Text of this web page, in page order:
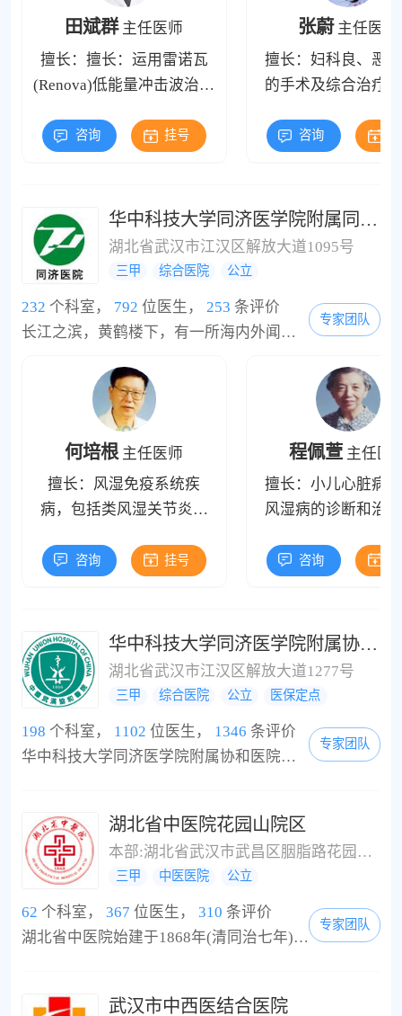
起功能障碍(阳痿)、性欲低
下等
植入手术、隐匿性
小整复延长、包皮
泌尿男性生殖系肿
腹腔镜手术，如肾
前列腺癌、前列腺
田斌群 主任医师
擅长：擅长：运用雷诺瓦
(Renova)低能量冲击波治疗
想要提升性能力患者；同
长性生活时间、提高性生
活质量等方面有较深的研
究及丰富的临床经验。运
用心理疗法、行为训练、
特定治疗、康复训练等综
合疗法治疗男性勃起功能
期致力于男性私密整形
术，阴茎假体（支撑体）
植入手术、隐匿性阴茎短
小整复延长、包皮手术，
泌尿男性生殖系肿瘤微创
腹腔镜手术，如肾肿瘤，
前列腺癌、前列腺增生等
咨询 挂号
张蔚 主任医师
擅长：妇科良、恶
的手术及综合治疗
宫腹腔镜微创手
咨询
华中科技大学同济医学院附属同济医院
湖北省武汉市江汉区解放大道1095号
三甲 综合医院 公立
232 个科室， 792 位医生， 253 条评价
长江之滨，黄鹤楼下，有一所海内外闻名遐迩的医院，她就是华中科技大学同济医学院附属同济医院。同济医院1900年由德国医师埃里希.宝隆创建于上海。1955年迁至武汉。经过110多年的建设与发展，如今已成为学科门类齐全、英才名医荟萃、师资力量雄厚、医疗技术精湛、诊疗设备先进、科研实力强大、管理方法科学的集医疗、教学、科研为一体的创新型现代化医院，其综合实力居国内医院前列。百年同济，名医荟萃。一大批专家、教授...
专家团队
何培根 主任医师
擅长：风湿免疫系统疾
病，包括类风湿关节炎、
肌炎、皮肌炎、强直性脊
节炎、硬皮病、干燥综合
症、混合结缔组织、重叠
综合症、白塞病、成人still
病;各种血管炎(结节性多动
脉炎、韦格纳肉芽肿、肺
出血——肾炎综合症等)、
肌痛、血栓闭塞性脉管
炎、嗜酸性筋膜炎、复发
性多软骨炎、瑞特综合
症、肠病性关节炎、银屑
病关节炎、脂膜炎、淀粉
样变、结节红斑、结节
咨询 挂号
程佩萱 主任医
擅长：小儿心脏病
风湿病的诊断和治
心脏病、小儿心肌
咨询
华中科技大学同济医学院附属协和医院
湖北省武汉市江汉区解放大道1277号
三甲 综合医院 公立 医保定点
198 个科室， 1102 位医生， 1346 条评价
华中科技大学同济医学院附属协和医院始建于1866年，是国家卫生健康委直属（管）的综合性公立医院、“双一流”高校附属医院（第一临床学院），国家首批三级甲等医院、全国百佳医院，荣获全国五一劳动奖状、全国文明单位等荣誉称号，被中共中央授予全国先进基层党组织、全国抗击新冠肺炎先进集体。中共中央总书记视频连线慰问，国务院总理亲临考察调研。 历史悠久，实力雄厚。医院前身是始创于1866年的“汉口仁济医院”，寓意“仁爱济...
专家团队
湖北省中医院花园山院区
本部:湖北省武汉市武昌区胭脂路花园山4号;光谷院区:湖北省武汉市洪山区珞瑜路856号;凤凰门诊部:湖北省武汉市武昌区中山路320号
三甲 中医医院 公立
62 个科室， 367 位医生， 310 条评价
湖北省中医院始建于1868年(清同治七年)，前身是美国传教士开办的圣约瑟教会医院。1951年政府接管更名为湖北医院，1958年成为湖北中医学院附属医院，2002年与湖北省中医药研究院合并，组建“湖北省中医院”。百年兴荣，荆楚名院。经过140余年建设与发展，如今已成为学科齐全、技术力量雄厚、诊疗设备先进、中医特色突出的集医疗、教学、科研为一体的大型综合性教学医院。医院“一院三址”——即花园山院区、光谷院区、凤凰院区。编制床位200...
专家团队
武汉市中西医结合医院